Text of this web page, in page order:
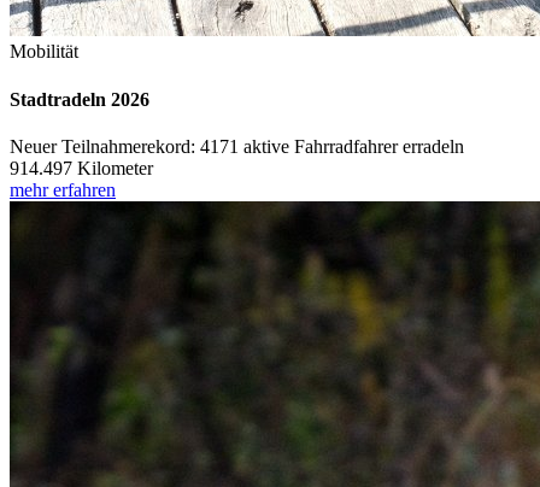
Mobilität
Stadtradeln 2026
Neuer Teilnahmerekord: 4171 aktive Fahrradfahrer erradeln
914.497 Kilometer
mehr erfahren